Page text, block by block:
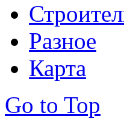
Разное
Карта
Go to Top